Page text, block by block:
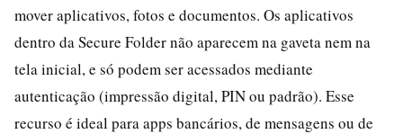
mover aplicativos, fotos e documentos. Os aplicativos
dentro da Secure Folder não aparecem na gaveta nem na
tela inicial, e só podem ser acessados mediante
autenticação (impressão digital, PIN ou padrão). Esse
recurso é ideal para apps bancários, de mensagens ou de